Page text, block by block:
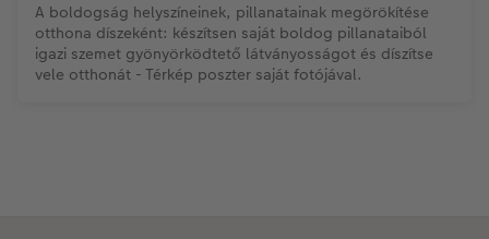
A boldogság helyszíneinek, pillanatainak megörökítése
otthona díszeként: készítsen saját boldog pillanataiból
igazi szemet gyönyörködtető látványosságot és díszítse
vele otthonát - Térkép poszter saját fotójával.